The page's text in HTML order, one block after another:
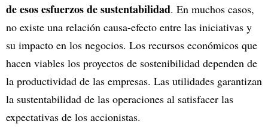
de esos esfuerzos de sustentabilidad. En muchos casos,
no existe una relación causa-efecto entre las iniciativas y
su impacto en los negocios. Los recursos económicos que
hacen viables los proyectos de sostenibilidad dependen de
la productividad de las empresas. Las utilidades garantizan
la sustentabilidad de las operaciones al satisfacer las
expectativas de los accionistas.